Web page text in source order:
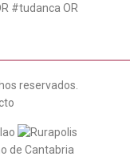
#tudanca OR
reservados.